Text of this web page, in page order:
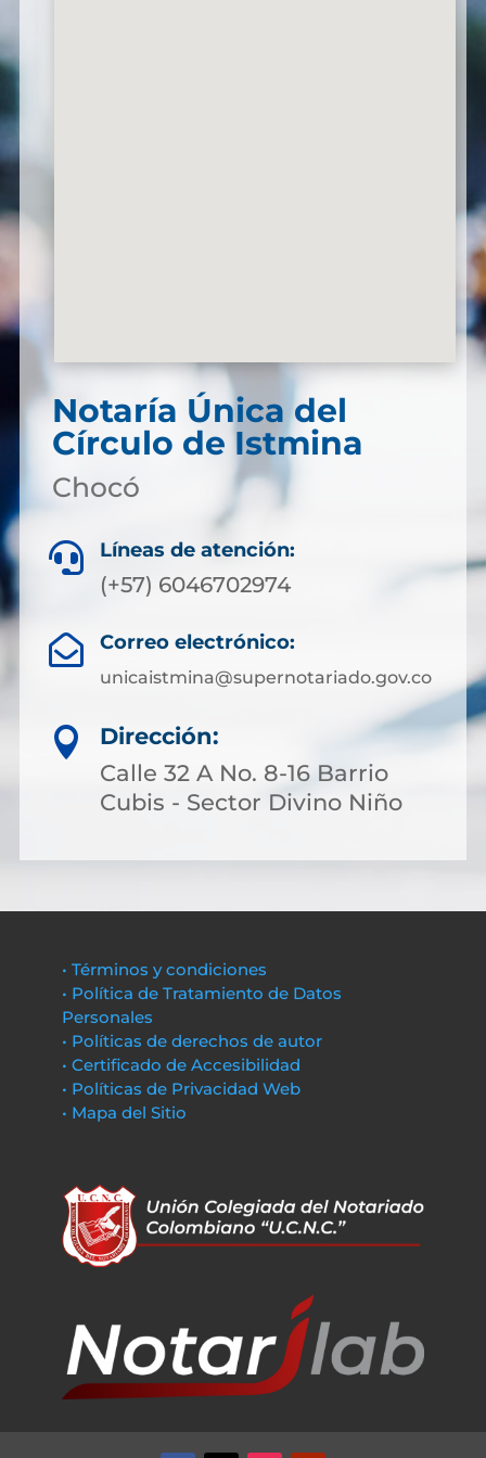
Notaría Única del
Círculo de Istmina
Chocó
 Líneas de atención:
(+57) 6046702974
 Correo electrónico:
unicaistmina@supernotariado.gov.co

Dirección:
Calle 32 A No. 8-16 Barrio
Cubis - Sector Divino Niño
• Términos y condiciones
• Política de Tratamiento de Datos
Personales
• Políticas de derechos de autor
• Certificado de Accesibilidad
• Políticas de Privacidad Web
• Mapa del Sitio